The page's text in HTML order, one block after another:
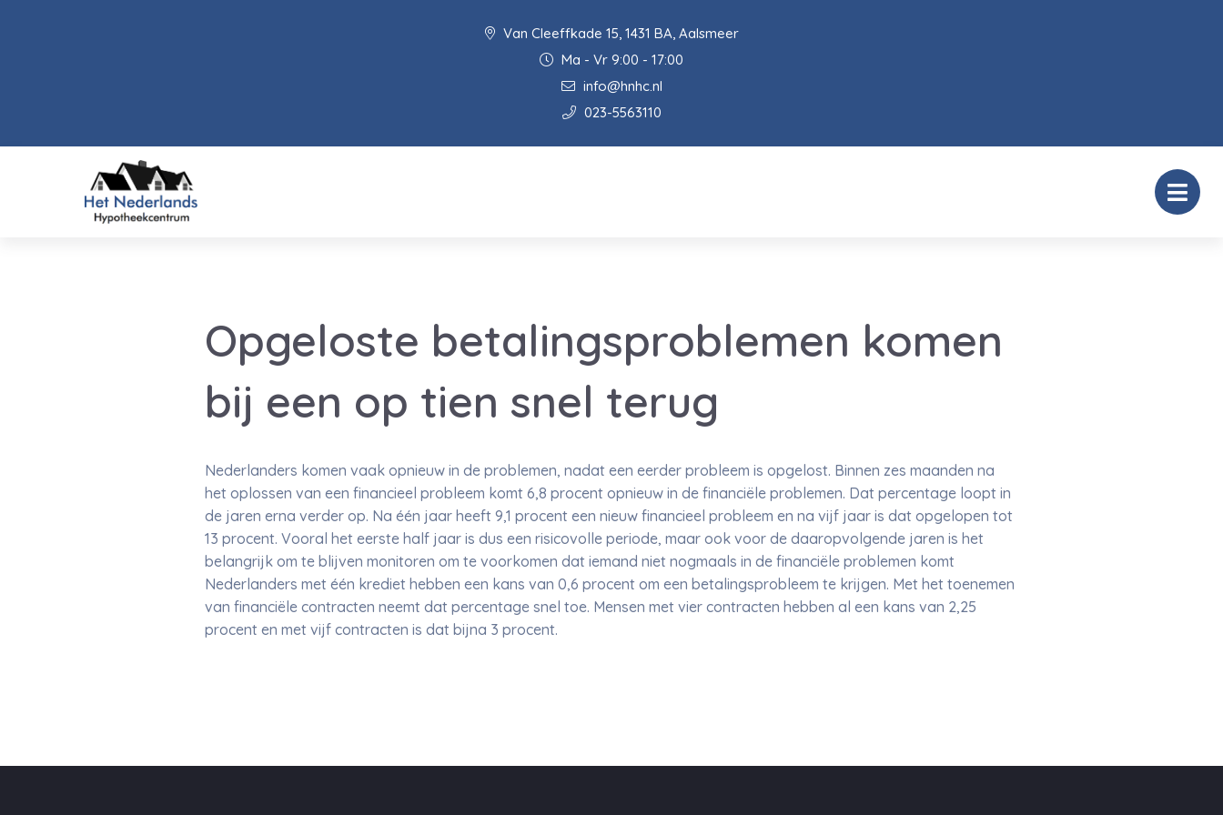
Van Cleeffkade 15, 1431 BA, Aalsmeer
Ma - Vr 9:00 - 17:00
info@hnhc.nl
023-5563110
Opgeloste betalingsproblemen komen
bij een op tien snel terug
Nederlanders komen vaak opnieuw in de problemen, nadat een eerder probleem is opgelost. Binnen zes maanden na
het oplossen van een financieel probleem komt 6,8 procent opnieuw in de financiële problemen. Dat percentage loopt in
de jaren erna verder op. Na één jaar heeft 9,1 procent een nieuw financieel probleem en na vijf jaar is dat opgelopen tot
13 procent. Vooral het eerste half jaar is dus een risicovolle periode, maar ook voor de daaropvolgende jaren is het
belangrijk om te blijven monitoren om te voorkomen dat iemand niet nogmaals in de financiële problemen komt
Nederlanders met één krediet hebben een kans van 0,6 procent om een betalingsprobleem te krijgen. Met het toenemen
van financiële contracten neemt dat percentage snel toe. Mensen met vier contracten hebben al een kans van 2,25
procent en met vijf contracten is dat bijna 3 procent.